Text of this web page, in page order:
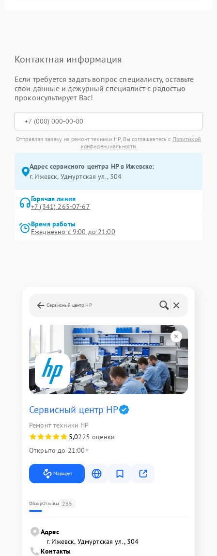
Контактная информация
Если требуется задать вопрос специалисту, оставьте
свои данные и дежурный специалист с радостью
проконсультирует Вас!
Отправляя заявку на ремонт техники HP, Вы соглашаетесь с Политикой
конфиденциальности
Адрес сервисного центра HP в Ижевске:
г. Ижевск, Удмуртская ул., 304
Горячая линия
+7 (341) 265-07-67
Время работы
Ежедневно с 9:00 до 21:00
Сервисный центр HP
Сервисный центр HP
Ремонт техники HP
5,0225 оценки
Открыто до 21:00
Маршрут
ОбзорОтзывы 235
Адрес
г. Ижевск, Удмуртская ул., 304
Контакты